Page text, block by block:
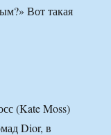
Вот такая
(Kate Moss)
Dior, в